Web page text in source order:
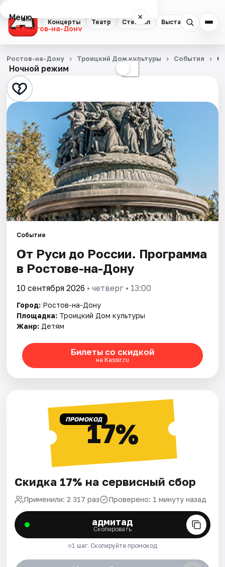
Концерты Театр Стендап Выставки
Меню ×
Ростов-на-Дону
Концерты
Театр
Стендап
Выставки
Квесты
Экскурсии
Спорт
События
Города
Площадки
Рейтинги
Ночной режим ☾
Ростов-на-Дону Троицкий Дом культуры События
Событие
От Руси до России. Программа
в Ростове-на-Дону
10 сентября 2026 • четверг • 13:00
Город: Ростов-на-Дону
Площадка: Троицкий Дом культуры
Жанр: Детям
Билеты со скидкой
на Kassir.ru
ПРОМОКОД17%
Скидка 17% на сервисный сбор
Применили: 2 317 раз Проверено: 1 минуту назад
адмитад
Скопировать
1 шаг. Скопируйте промокод